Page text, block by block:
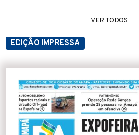
VER TODOS
EDIÇÃO IMPRESSA